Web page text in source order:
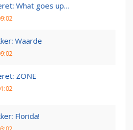
What goes up…
Waarde
ZONE
Florida!